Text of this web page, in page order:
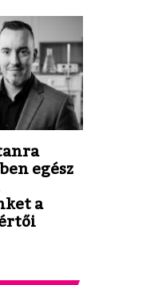
egész
a